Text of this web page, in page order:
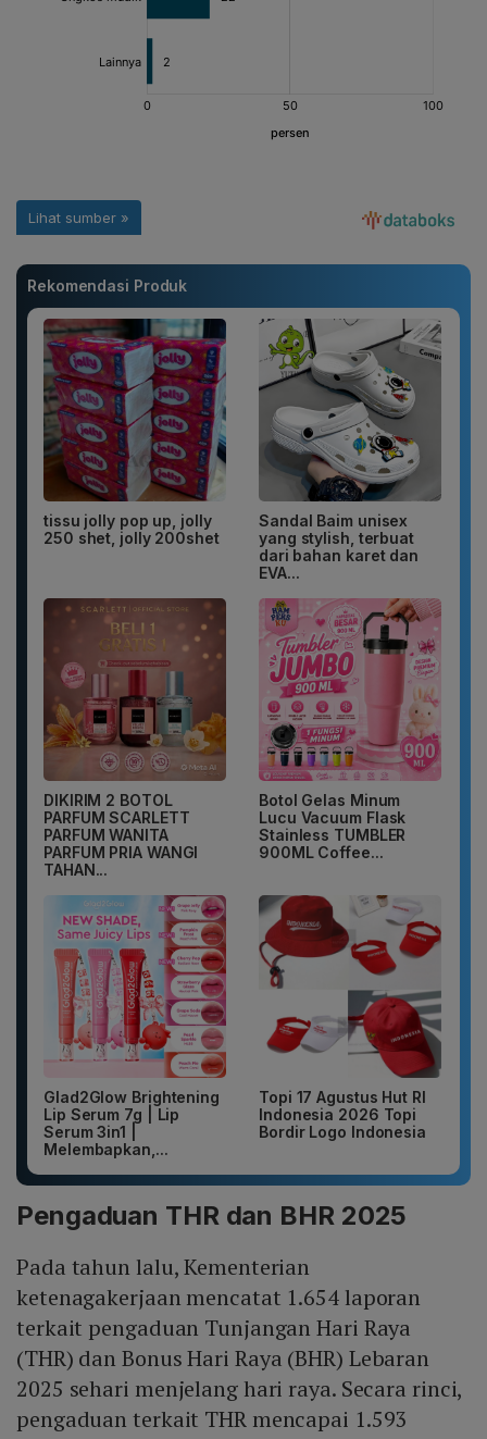
Rekomendasi Produk
tissu jolly pop up, jolly
250 shet, jolly 200shet
Sandal Baim unisex
yang stylish, terbuat
dari bahan karet dan
EVA...
DIKIRIM 2 BOTOL
PARFUM SCARLETT
PARFUM WANITA
PARFUM PRIA WANGI
TAHAN...
Botol Gelas Minum
Lucu Vacuum Flask
Stainless TUMBLER
900ML Coffee...
Glad2Glow Brightening
Lip Serum 7g | Lip
Serum 3in1 |
Melembapkan,...
Topi 17 Agustus Hut RI
Indonesia 2026 Topi
Bordir Logo Indonesia
Pengaduan THR dan BHR 2025
Pada tahun lalu, Kementerian
ketenagakerjaan mencatat 1.654 laporan
terkait pengaduan Tunjangan Hari Raya
(THR) dan Bonus Hari Raya (BHR) Lebaran
2025 sehari menjelang hari raya. Secara rinci,
pengaduan terkait THR mencapai 1.593